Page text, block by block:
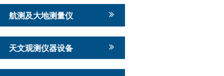
航测及大地测量仪
天文观测仪器设备